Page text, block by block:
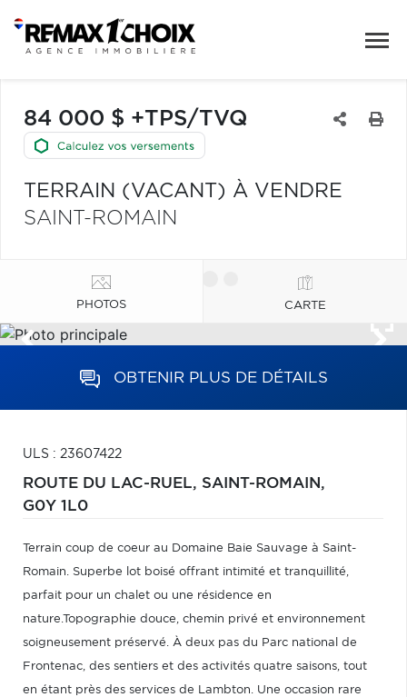
84 000 $ +TPS/TVQ
TERRAIN (VACANT) À VENDRE
SAINT-ROMAIN
PHOTOS CARTE
OBTENIR PLUS DE DÉTAILS
ULS : 23607422
ROUTE DU LAC-RUEL, SAINT-ROMAIN,
G0Y 1L0
Terrain coup de coeur au Domaine Baie Sauvage à Saint-
Romain. Superbe lot boisé offrant intimité et tranquillité,
parfait pour un chalet ou une résidence en
nature.Topographie douce, chemin privé et environnement
soigneusement préservé. À deux pas du Parc national de
Frontenac, des sentiers et des activités quatre saisons, tout
en étant près des services de Lambton. Une occasion rare